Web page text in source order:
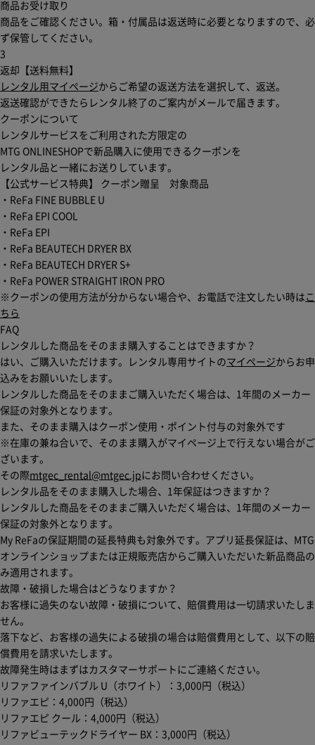
商品お受け取り
商品をご確認ください。箱・付属品は返送時に必要となりますので、必
ず保管してください。
3
返却【送料無料】
レンタル用マイページからご希望の返送方法を選択して、返送。
返送確認ができたらレンタル終了のご案内がメールで届きます。
クーポンについて
レンタルサービスをご利用された方限定の
MTG ONLINESHOPで新品購入に使用できるクーポンを
レンタル品と一緒にお送りしています。
【公式サービス特典】 クーポン贈呈 対象商品
・ReFa FINE BUBBLE U
・ReFa EPI COOL
・ReFa EPI
・ReFa BEAUTECH DRYER BX
・ReFa BEAUTECH DRYER S+
・ReFa POWER STRAIGHT IRON PRO
※クーポンの使用方法が分からない場合や、お電話で注文したい時は こ
ちら
FAQ
レンタルした商品をそのまま購入することはできますか？
はい、ご購入いただけます。レンタル専用サイトのマイページからお申
込みをお願いいたします。
レンタルした商品をそのままご購入いただく場合は、1年間のメーカー
保証の対象外となります。
また、そのまま購入はクーポン使用・ポイント付与の対象外です
※在庫の兼ね合いで、そのまま購入がマイページ上で行えない場合がご
ざいます。
その際mtgec_rental@mtgec.jpにお問い合わせください。
レンタル品をそのまま購入した場合、1年保証はつきますか？
レンタルした商品をそのままご購入いただく場合は、1年間のメーカー
保証の対象外となります。
My ReFaの保証期間の延長特典も対象外です。アプリ延長保証は、MTG
オンラインショップまたは正規販売店からご購入いただいた新品商品の
み適用されます。
故障・破損した場合はどうなりますか？
お客様に過失のない故障・破損について、賠償費用は一切請求いたしま
せん。
落下など、お客様の過失による破損の場合は賠償費用として、以下の賠
償費用を請求いたします。
故障発生時はまずはカスタマーサポートにご連絡ください。
リファファインバブル U（ホワイト）： 3,000円
（税込）
リファエピ： 4,000円
（税込）
リファエピ クール： 4,000円
（税込）
リファビューテックドライヤー BX： 3,000円
（税込）